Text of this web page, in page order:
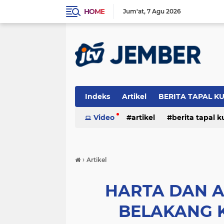
HOME Jum'at 7 Agu 2026
Indeks Artikel BERITA TAPAL
PERISTIWA
Video artikel berita tapal
› Artikel
HARTA DAN
BELAKANG